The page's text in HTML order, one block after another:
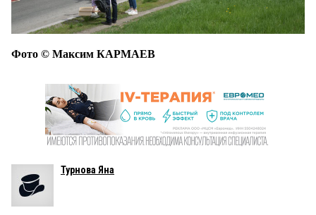
Фото © Максим КАРМАЕВ
Турнова Яна